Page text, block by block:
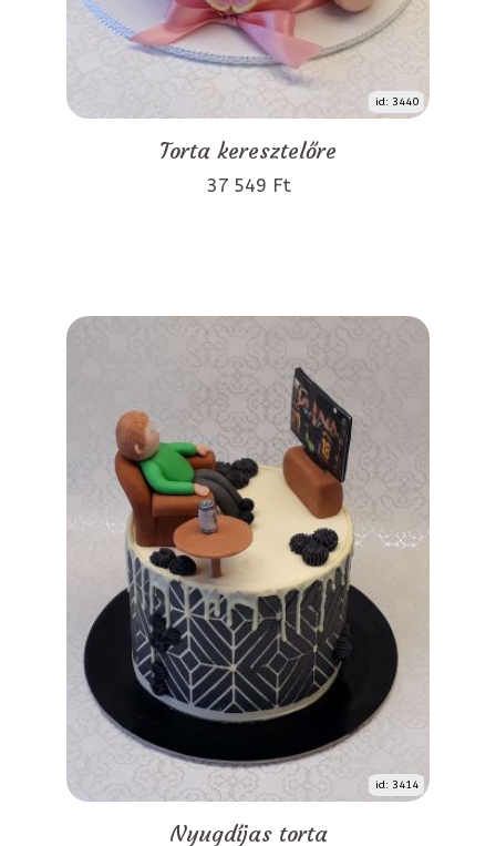
id: 3440
Torta keresztelőre
37 549 Ft
id: 3414
Nyugdíjas torta